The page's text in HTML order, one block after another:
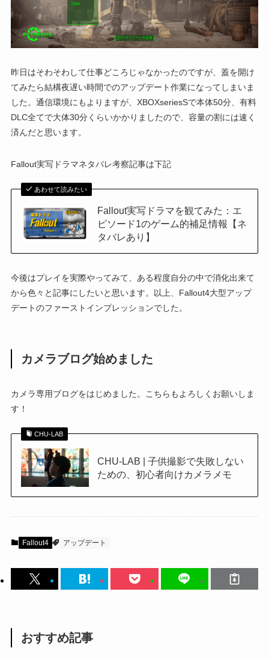
昨日はそわそわして仕事どころじゃなかったのですが、蓋を開け
てみたら結構夜遅い時間でのアップデート作業になってしまいま
した。通信環境にもよりますが、XBOXseriesSで本体50分、有料
DLC全てで大体30分くらいかかりましたので、容量の割には速く
済んだと思います。
Fallout実写ドラマネタバレ考察記事は下記
あわせて読みたい
Fallout実写ドラマを観てみた：エ
ピソード1のゲーム的補足情報【ネ
タバレあり】
今後はプレイを実際やってみて、ある程度自分の中で消化出来て
から色々と記事にしたいと思います。以上、Fallout4大型アップ
デートのファーストインプレッションでした。
カメラブログ始めました
カメラ専用ブログをはじめました。こちらもよろしくお願いしま
す！
CHU-LAB
CHU-LAB | 子供撮影で失敗しない
ための、初心者向けカメラメモ
Fallout4 アップデート
おすすめ記事